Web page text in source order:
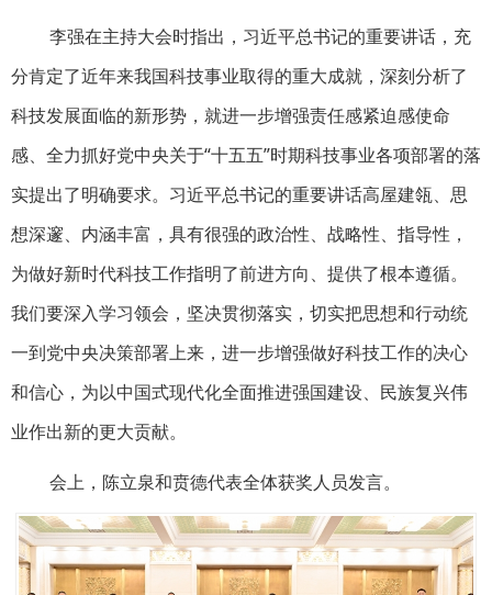
李强在主持大会时指出，习近平总书记的重要讲话，充
分肯定了近年来我国科技事业取得的重大成就，深刻分析了
科技发展面临的新形势，就进一步增强责任感紧迫感使命
感、全力抓好党中央关于“十五五”时期科技事业各项部署的落
实提出了明确要求。习近平总书记的重要讲话高屋建瓴、思
想深邃、内涵丰富，具有很强的政治性、战略性、指导性，
为做好新时代科技工作指明了前进方向、提供了根本遵循。
我们要深入学习领会，坚决贯彻落实，切实把思想和行动统
一到党中央决策部署上来，进一步增强做好科技工作的决心
和信心，为以中国式现代化全面推进强国建设、民族复兴伟
业作出新的更大贡献。
会上，陈立泉和贲德代表全体获奖人员发言。